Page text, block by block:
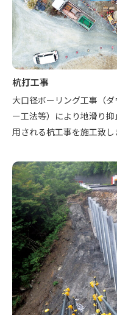
杭打工事
大口径ボーリング工事（
ー工法等）により地滑り
用される杭工事を施工致し